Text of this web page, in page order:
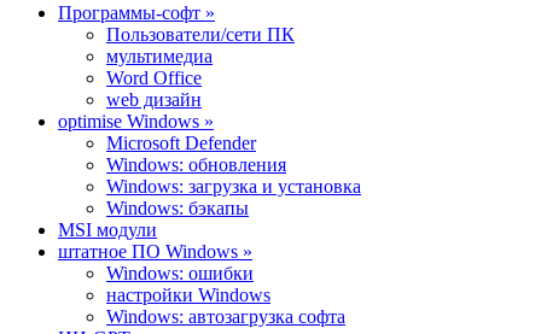
Программы-софт »
Пользователи/сети ПК
мультимедиа
Word Office
web дизайн
optimise Windows »
Microsoft Defender
Windows: обновления
Windows: загрузка и установка
Windows: бэкапы
MSI модули
штатное ПО Windows »
Windows: ошибки
настройки Windows
Windows: автозагрузка софта